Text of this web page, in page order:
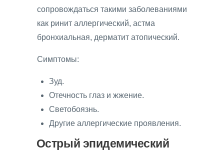
сопровождаться такими заболеваниями
как ринит аллергический, астма
бронхиальная, дерматит атопический.
Симптомы:
Зуд.
Отечность глаз и жжение.
Светобоязнь.
Другие аллергические проявления.
Острый эпидемический